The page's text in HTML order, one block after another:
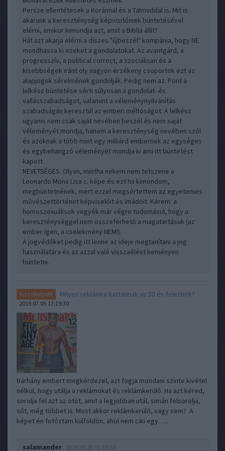
Persze ellentétesek a Koránnal és a Talmuddal is. Mit is
akarunk a kereszténység képvisrlőinek büntetésével
elérni, amikor kimondja azt, amit a Biblia állít?
Hát azt akarja elérni a díszes "újbeszél" kompánia, hogy NE
mondhassa ki ezeket a gondolatokat. Az avantgárd, a
progresszív, a political correct, a szociálisan és a
kisebbségek iránt oly nagyon érzékeny csoportok ezt az
alapjogok sérelmének gondolják. Pedig nem az. Pont a
lelkész büntetése sérti súlyosan a gondolat- és
vallásszabadságot, valamint a véleménynyilvánítás
szabadságán keresztül az emberi méltóságot. A lelkész
ugyanis nem csak saját nevében beszél és nem saját
véleményét mondja, hanem a kereszténység nevében szól
és azoknak a több mint egy milliárd embernek az egységes
és egybehangzó véleményét mondja ki ami itt büntetést
kapott.
NEVETSÉGES. Olyan, mintha nekem nem tetszene a
Leonardo Mona Lisa c. képe és ezt ha kimondom,
megbüntetnének, mert ezzel megsértettem az egyetemes
művészettörténet képviselőit és imádóit. Kérem: a
homoszexuálisok vegyék már végre tudomásul, hogy a
kereszténységgel nem összeférhető a magatartásuk (az
ember igen, a cselekmény NEM!).
A jogvédőket pedig itt lenne az ideje megtanítani a jog
használatára és az azzal való visszaélést keményen
büntetni.
KözelképeM Milyen reklámra kattannak az 50 év felettiek?
2019.07.05 17:19:30
Bárhány embert megkérdezel, azt fogja mondani szinte kivétel
nélkül, hogy utálja a reklámokat és reklámkerülő. Ha azt kéred,
sorolja fel azt az ötöt, amit a legjobban utál, simán felsorolja,
sőt, még többet is. Most akkor reklámkerülő, vagy sem? A
képet én fotóztam külföldön, ahol nem ciki egy…..
salamander 2020.03.20 01:18:52